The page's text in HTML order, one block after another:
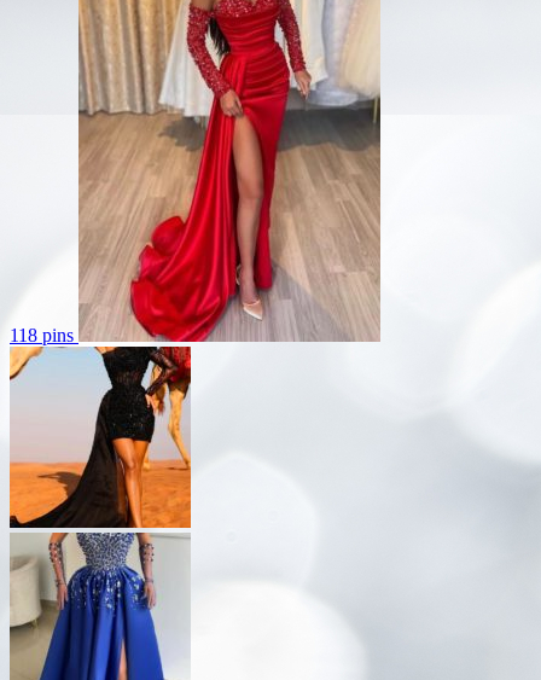
118 pins